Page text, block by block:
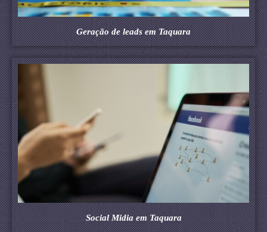
Geração de leads em Taquara
Social Midia em Taquara